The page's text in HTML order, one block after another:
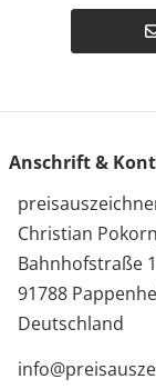
Anschrift &
Christian
Bahnhofstraße
91788
Deutschland